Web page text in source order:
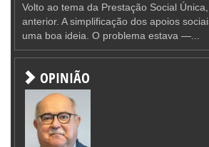
Volto ao tema da Prestação Social
anterior. A simplificação dos apoios
uma boa ideia. O problema estava —...
OPINIÃO